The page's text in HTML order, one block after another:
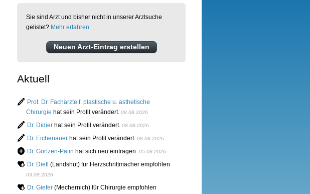
Sie sind Arzt und bisher nicht in unserer Arztsuche
gelistet? Mehr erfahren
Neuen Arzt-Eintrag erstellen
Aktuell
Prof. Dr. Fachärzte f. plastische u. ästhetische
Chirurgie hat sein Profil verändert. 08.08.2026
Dr. Didierhat sein Profil verändert. 08.08.2026
Dr. Eichenauerhat sein Profil verändert. 08.08.2026
Dr. Görtzen-Patin hat sich neu eintragen. 05.08.2026
Dr. Dietl (Landshut) für Herzschrittmacher empfohlen
03.08.2026
Dr. Giefer(Mechernich) für Chirurgie empfohlen